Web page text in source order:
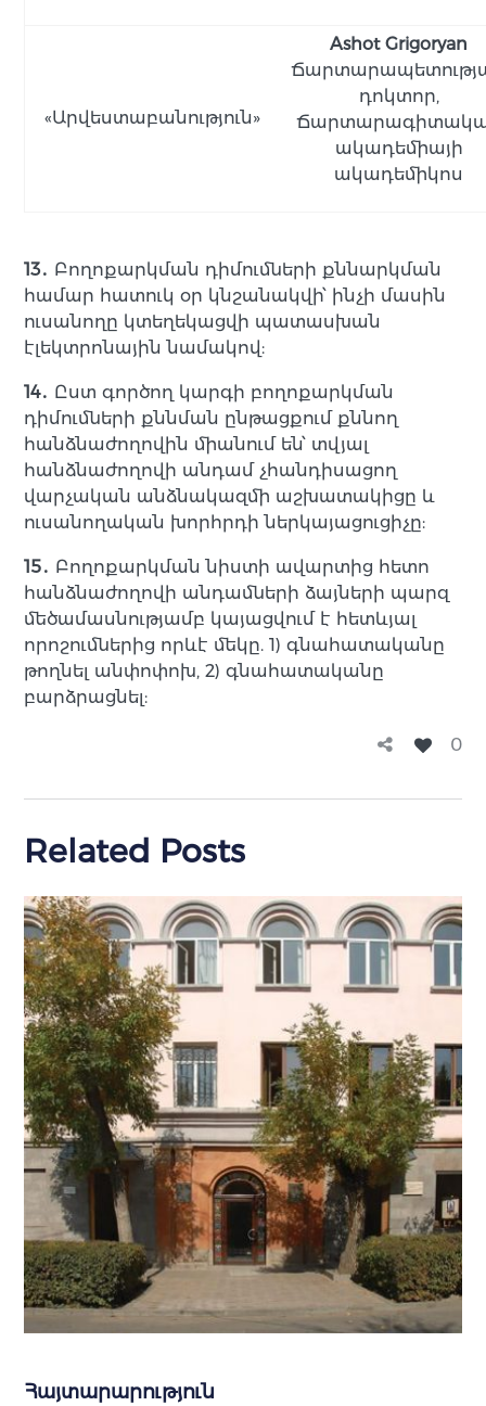
«Արվեստաբանություն»
Ashot Grigoryan
դոկտոր,
ակադեմիայի
ակադեմիկոս
13․ Բողոքարկման դիմումների քննարկման
համար հատուկ օր կնշանակվի՝ ինչի մասին
ուսանողը կտեղեկացվի պատասխան
էլեկտրոնային նամակով:
14․ Ըստ գործող կարգի բողոքարկման
դիմումների քննման ընթացքում քննող
հանձնաժողովին միանում են՝ տվյալ
հանձնաժողովի անդամ չհանդիսացող
վարչական անձնակազմի աշխատակիցը և
ուսանողական խորհրդի ներկայացուցիչը:
15․ Բողոքարկման նիստի ավարտից հետո
հանձնաժողովի անդամների ձայների պարզ
մեծամասնությամբ կայացվում է հետևյալ
որոշումներից որևէ մեկը. 1) գնահատականը
թողնել անփոփոխ, 2) գնահատականը
բարձրացնել:
0
Related Posts
Հայտարարություն